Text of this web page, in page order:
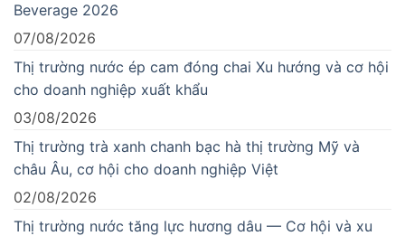
Beverage 2026
07/08/2026
Thị trường nước ép cam đóng chai Xu hướng và cơ hội
cho doanh nghiệp xuất khẩu
03/08/2026
Thị trường trà xanh chanh bạc hà thị trường Mỹ và
châu Âu, cơ hội cho doanh nghiệp Việt
02/08/2026
Thị trường nước tăng lực hương dâu — Cơ hội và xu